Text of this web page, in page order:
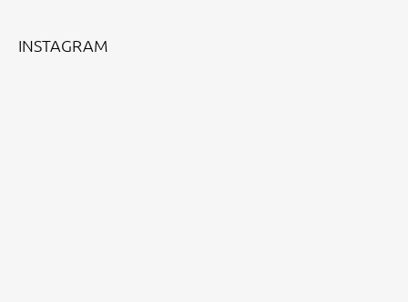
INSTAGRAM